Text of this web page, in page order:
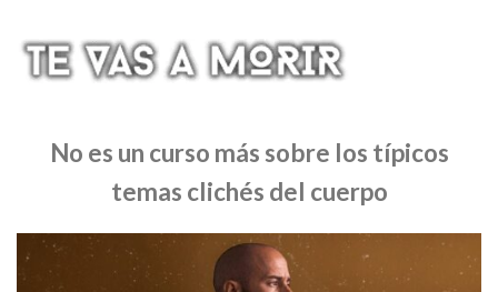
No es un curso más sobre los típicos
temas clichés del cuerpo